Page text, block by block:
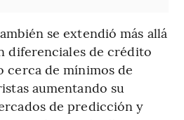
se extendió más allá
diferenciales de crédito
de mínimos de
aumentando su
de predicción y